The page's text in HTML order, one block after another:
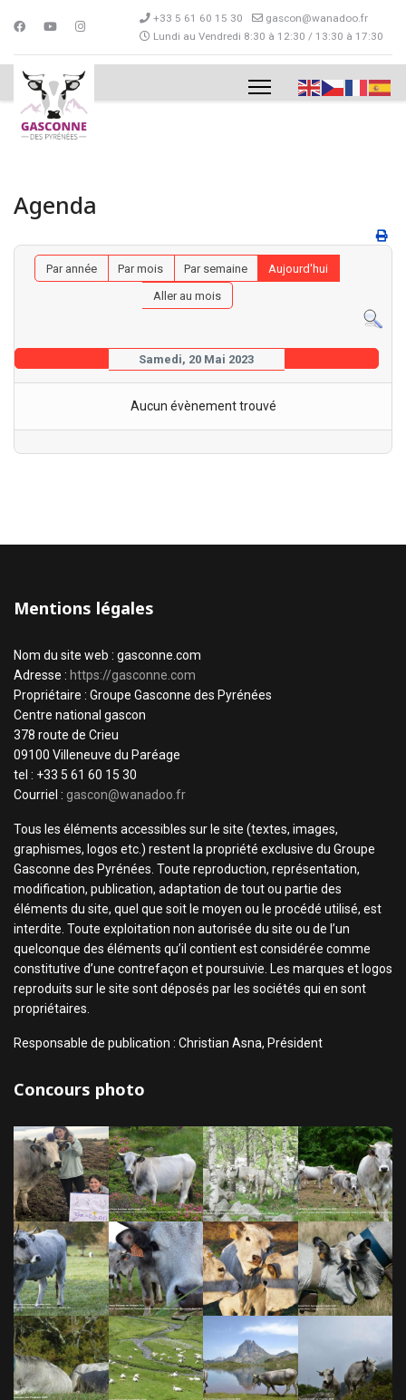
+33 5 61 60 15 30
gascon@wanadoo.fr
Lundi au Vendredi 8:30 à 12:30 / 13:30 à 17:30
Agenda
Par année Par mois Par semaine
Aujourd'hui
Aller au mois
Samedi, 20 Mai 2023
Aucun évènement trouvé
Mentions légales
Nom du site web : gasconne.com
Adresse : https://gasconne.com
Propriétaire : Groupe Gasconne des Pyrénées
Centre national gascon
378 route de Crieu
09100 Villeneuve du Paréage
tel : +33 5 61 60 15 30
Courriel : gascon@wanadoo.fr
Tous les éléments accessibles sur le site (textes, images,
graphismes, logos etc.) restent la propriété exclusive du Groupe
Gasconne des Pyrénées. Toute reproduction, représentation,
modification, publication, adaptation de tout ou partie des
éléments du site, quel que soit le moyen ou le procédé utilisé, est
interdite. Toute exploitation non autorisée du site ou de l’un
quelconque des éléments qu’il contient est considérée comme
constitutive d’une contrefaçon et poursuivie. Les marques et logos
reproduits sur le site sont déposés par les sociétés qui en sont
propriétaires.
Responsable de publication : Christian Asna, Président
Concours photo